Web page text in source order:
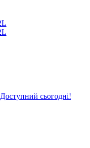
Доступний сьогодні!